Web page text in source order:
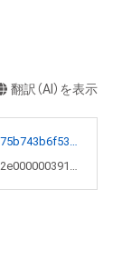
翻訳（AI）を表示
0xb30fc2d754c88c451275b743b6f530f19f643683
0x0000000022780000082e000000391246